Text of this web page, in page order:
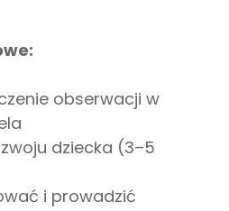
obserwacji w
dziecka (3–5
i prowadzić